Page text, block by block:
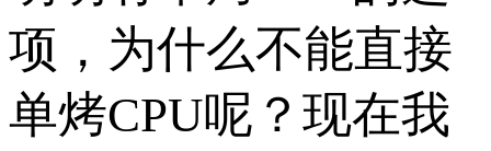
项，为什么不能直接
单烤CPU呢？现在我